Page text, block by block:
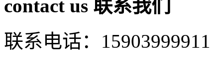
contact us 联系我们
联系电话：15903999911